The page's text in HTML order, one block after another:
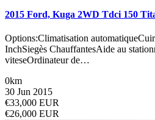
2015 Ford, Kuga 2WD Tdci 150
Options:Climatisation
InchSiegès ChauffantesAide au
viteseOrdinateur de…
0km
30 Jun 2015
€33,000 EUR
€26,000 EUR